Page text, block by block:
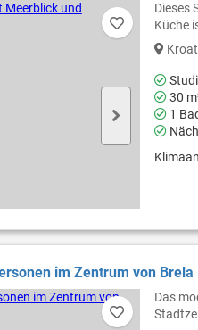
Dieses
Küche
30
1
im Zentrum von Brela
Das